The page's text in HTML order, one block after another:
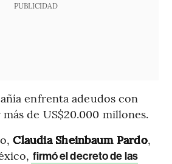
PUBLICIDAD
enfrenta adeudos con
de US$20.000 millones.
Claudia Sheinbaum Pardo,
firmó el decreto de las